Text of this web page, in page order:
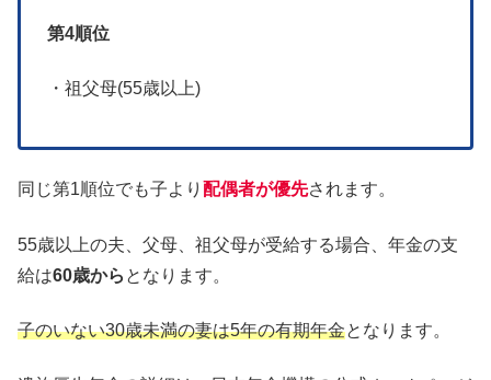
第4順位
・祖父母(55歳以上)
同じ第1順位でも子より 配偶者が優先されます。
55歳以上の夫、父母、祖父母が受給する場合、年金の支
給は60歳から となります。
子のいない30歳未満の妻は5年の有期年金となります。